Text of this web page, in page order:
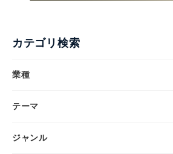
カテゴリ検索
業種
テーマ
ジャンル